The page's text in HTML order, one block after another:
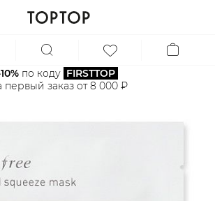
по коду FIRSTTOP
первый заказ от 8 000 ₽